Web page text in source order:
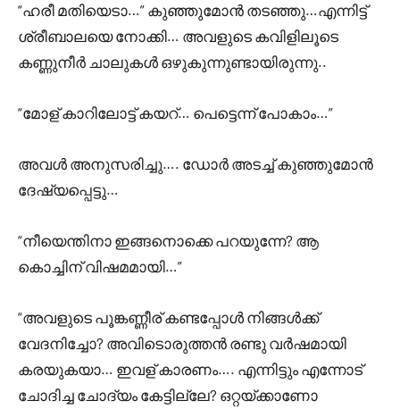
“ഹരീ മതിയെടാ…” കുഞ്ഞുമോൻ തടഞ്ഞു…എന്നിട്ട്
ശ്രീബാലയെ നോക്കി… അവളുടെ കവിളിലൂടെ
കണ്ണുനീർ ചാലുകൾ ഒഴുകുന്നുണ്ടായിരുന്നു..
“മോള് കാറിലോട്ട് കയറ്… പെട്ടെന്ന് പോകാം…”
അവൾ അനുസരിച്ചു…. ഡോർ അടച്ച് കുഞ്ഞുമോൻ
ദേഷ്യപ്പെട്ടു…
“നീയെന്തിനാ ഇങ്ങനൊക്കെ പറയുന്നേ? ആ
കൊച്ചിന് വിഷമമായി…”
“അവളുടെ പൂങ്കണ്ണീര് കണ്ടപ്പോൾ നിങ്ങൾക്ക്
വേദനിച്ചോ? അവിടൊരുത്തൻ രണ്ടു വർഷമായി
കരയുകയാ… ഇവള് കാരണം…. എന്നിട്ടും എന്നോട്
ചോദിച്ച ചോദ്യം കേട്ടില്ലേ? ഒറ്റയ്ക്കാണോ